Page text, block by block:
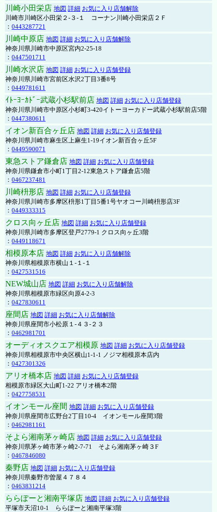
川崎小田栄店 地図 詳細 お気に入り店舗解除
川崎市川崎区小田栄２‐３‐１ コーナン川崎小田栄店２Ｆ
： 0443287721
川崎中原店 地図 詳細 お気に入り店舗解除
神奈川県川崎市中原区宮内2-25-18
： 0447501711
川崎水沢店 地図 詳細 お気に入り店舗登録
神奈川県川崎市宮前区水沢2丁目3番8号
： 0449781611
ｲﾄｰﾖｰｶﾄﾞｰ武蔵小杉駅前店 地図 詳細 お気に入り店舗登録
神奈川県川崎市中原区小杉町3-420イトーヨーカドー武蔵小杉駅前店5階
： 0447380611
イオン新百合ヶ丘店 地図 詳細 お気に入り店舗登録
神奈川県川崎市麻生区上麻生1-19イオン新百合ヶ丘5F
： 0449590071
東急ストア鎌倉店 地図 詳細 お気に入り店舗登録
神奈川県鎌倉市小町1丁目2-12東急ストア鎌倉店5階
： 0467237481
川崎枡形店 地図 詳細 お気に入り店舗登録
神奈川県川崎市多摩区枡形1丁目5番1号ヤオコー川崎枡形店3F
： 0449333315
クロス向ヶ丘店 地図 詳細 お気に入り店舗登録
神奈川県川崎市多摩区登戸2779-1 クロス向ヶ丘3階
： 0449118671
相模原本店 地図 詳細 お気に入り店舗解除
神奈川県相模原市横山１-１-１
： 0427531516
NEW城山店 地図 詳細 お気に入り店舗解除
神奈川県相模原市緑区向原4-2-3
： 0427830611
座間店 地図 詳細 お気に入り店舗解除
神奈川県座間市小松原１-４３-２３
： 0462981701
オーディオスクエア相模原 地図 詳細 お気に入り店舗登録
神奈川県相模原市中央区横山1-1-1 ノジマ相模原本店内
： 0427301326
アリオ橋本店 地図 詳細 お気に入り店舗登録
相模原市緑区大山町1-22 アリオ橋本2階
： 0427758531
イオンモール座間 地図 詳細 お気に入り店舗登録
神奈川県座間市広野台2丁目10-4 イオンモール座間3階
： 0462981161
そよら湘南茅ヶ崎店 地図 詳細 お気に入り店舗登録
神奈川県茅ヶ崎市茅ヶ崎2‐7‐71 そよら湘南茅ヶ崎３F
： 0467846080
秦野店 地図 詳細 お気に入り店舗登録
神奈川県秦野市曽屋４７８４
： 0463831214
ららぽーと湘南平塚店 地図 詳細 お気に入り店舗登録
平塚市天沼10-1 ららぽーと湘南平塚3階